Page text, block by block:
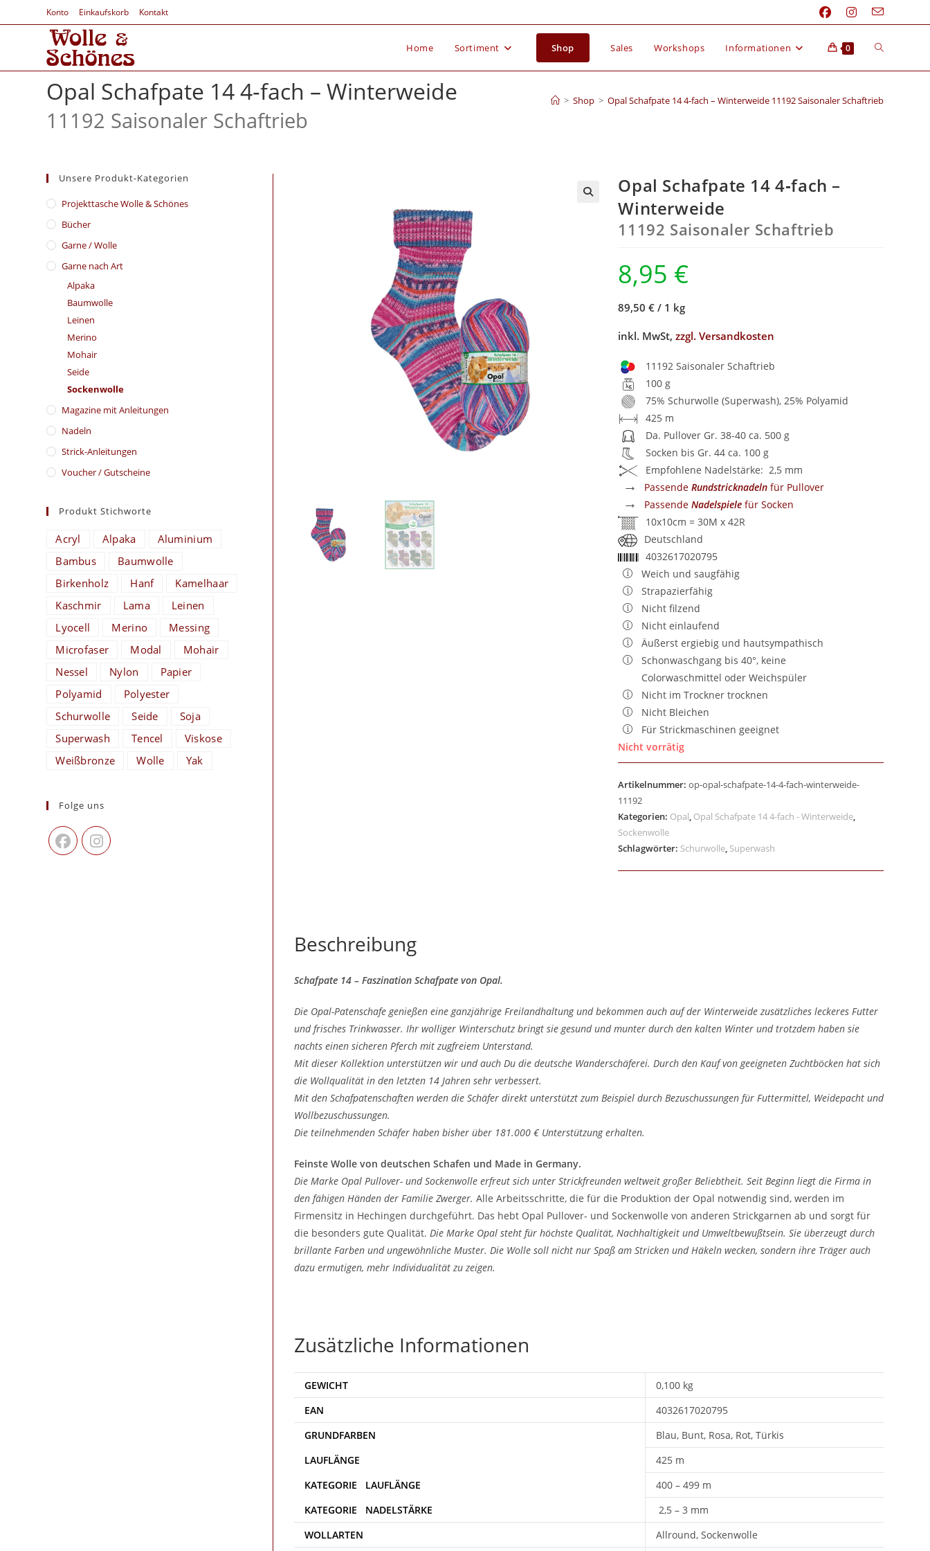
Konto Einkaufskorb Kontakt
Home Sortiment Shop Sales Workshops Informationen 0
Opal Schafpate 14 4‑fach – Winterweide
11192 Saisonaler Schaftrieb
> Shop > Opal Schafpate 14 4‑fach – Winterweide 11192 Saisonaler Schaftrieb
Opal Schafpate 14 4‑fach –
Winterweide
11192 Saisonaler Schaftrieb
8,95 €
89,50 € / 1 kg
inkl. MwSt,zzgl. Versandkosten
11192 Saisonaler Schaftrieb
100 g
75% Schurwolle (Superwash), 25% Polyamid
425 m
Da. Pullover Gr. 38-40 ca. 500 g
Socken bis Gr. 44 ca. 100 g
Empfohlene Nadelstärke: 2,5 mm
→ PassendeRundstricknadeln für Pullover
→ PassendeNadelspiele für Socken
10x10cm = 30M x 42R
Deutschland
4032617020795
Weich und saugfähig
Strapazierfähig
Nicht filzend
Nicht einlaufend
Äußerst ergiebig und hautsympathisch
Schonwaschgang bis 40°, keine
Colorwaschmittel oder Weichspüler
Nicht im Trockner trocknen
Nicht Bleichen
Für Strickmaschinen geeignet
Nicht vorrätig
Artikelnummer:op-opal-schafpate-14-4-fach-winterweide-
11192
Kategorien: Opal, Opal Schafpate 14 4-fach - Winterweide,
Sockenwolle
Schlagwörter: Schurwolle, Superwash
Beschreibung
Schafpate 14 – Faszination Schafpate von Opal.
Die Opal-Patenschafe genießen eine ganzjährige Freilandhaltung und bekommen auch auf der Winterweide zusätzliches leckeres Futter
und frisches Trinkwasser. Ihr wolliger Winterschutz bringt sie gesund und munter durch den kalten Winter und trotzdem haben sie
nachts einen sicheren Pferch mit zugfreiem Unterstand.
Mit dieser Kollektion unterstützen wir und auch Du die deutsche Wanderschäferei. Durch den Kauf von geeigneten Zuchtböcken hat sich
die Wollqualität in den letzten 14 Jahren sehr verbessert.
Mit den Schafpatenschaften werden die Schäfer direkt unterstützt zum Beispiel durch Bezuschussungen für Futtermittel, Weidepacht und
Wollbezuschussungen.
Die teilnehmenden Schäfer haben bisher über 181.000 € Unterstützung erhalten.
Feinste Wolle von deutschen Schafen und Made in Germany.
Die Marke Opal Pullover- und Sockenwolle erfreut sich unter Strickfreunden weltweit großer Beliebtheit. Seit Beginn liegt die Firma in
den fähigen Händen der Familie Zwerger. Alle Arbeitsschritte, die für die Produktion der Opal notwendig sind, werden im
Firmensitz in Hechingen durchgeführt. Das hebt Opal Pullover- und Sockenwolle von anderen Strickgarnen ab und sorgt für
die besonders gute Qualität. Die Marke Opal steht für höchste Qualität, Nachhaltigkeit und Umweltbewußtsein. Sie überzeugt durch
brillante Farben und ungewöhnliche Muster. Die Wolle soll nicht nur Spaß am Stricken und Häkeln wecken, sondern ihre Träger auch
dazu ermutigen, mehr Individualität zu zeigen.
Zusätzliche Informationen
GEWICHT
0,100 kg
EAN
4032617020795
Blau, Bunt, Rosa, Rot, Türkis
425 m
400 – 499 m
2,5 – 3 mm
WOLLARTEN
Allround, Sockenwolle
Unsere Produkt-Kategorien
​Projekttasche Wolle & Schönes
Bücher
Garne / Wolle
Garne nach Art
Alpaka
Baumwolle
Leinen
Merino
Mohair
Seide
Sockenwolle
Magazine mit Anleitungen
Nadeln
Strick-Anleitungen
Voucher / Gutscheine
Produkt Stichworte
Acryl Alpaka
Aluminium
Bambus
Baumwolle
Birkenholz
Hanf
Kamelhaar
Kaschmir
Lama
Leinen
Lyocell
Merino
Messing
Microfaser
Modal
Mohair
Nessel
Nylon
Papier
Polyamid
Polyester
Schurwolle
Seide
Soja
Superwash
Tencel
Viskose
Weißbronze
Wolle Yak
Folge uns